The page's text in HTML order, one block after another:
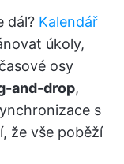
dál? Kalendář
úkoly,
osy
and-drop,
s
že vše poběží